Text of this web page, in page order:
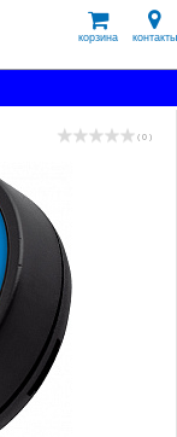
корзина контакты
( 0 )